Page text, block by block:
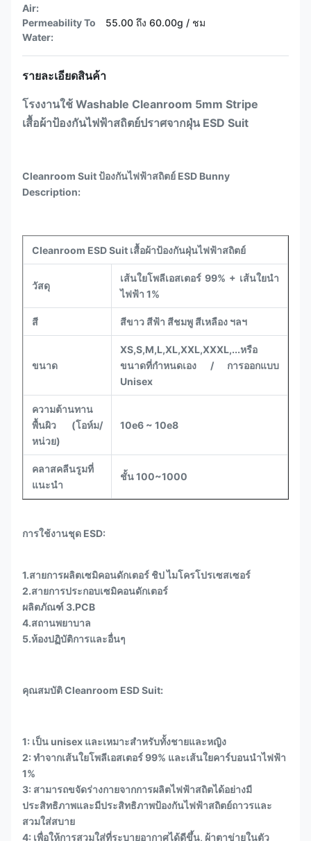
Air:
Permeability To
Water:
55.00 ถึง 60.00g / ชม
รายละเอียดสินค้า
โรงงานใช้ Washable Cleanroom 5mm Stripe
เสื้อผ้าป้องกันไฟฟ้าสถิตย์ปราศจากฝุ่น ESD Suit
Cleanroom Suit ป้องกันไฟฟ้าสถิตย์ ESD Bunny
Description:
Cleanroom ESD Suit เสื้อผ้าป้องกันฝุ่นไฟฟ้าสถิตย์
วัสดุ
เส้นใยโพลีเอสเตอร์ 99% + เส้นใยนำ
ไฟฟ้า 1%
สี สีขาว สีฟ้า สีชมพู สีเหลือง ฯลฯ
ขนาด
XS,S,M,L,XL,XXL,XXXL,...หรือ
ขนาดที่กำหนดเอง / การออกแบบ
Unisex
ความต้านทาน
พื้นผิว (โอห์ม/
หน่วย)
10e6 ~ 10e8
คลาสคลีนรูมที่
แนะนำ
ชั้น 100~1000
การใช้งานชุด ESD:
1.สายการผลิตเซมิคอนดักเตอร์ ชิป ไมโครโปรเซสเซอร์
2.สายการประกอบเซมิคอนดักเตอร์
ผลิตภัณฑ์ 3.PCB
4.สถานพยาบาล
5.ห้องปฏิบัติการและอื่นๆ
คุณสมบัติ Cleanroom ESD Suit:
1: เป็น unisex และเหมาะสำหรับทั้งชายและหญิง
2: ทำจากเส้นใยโพลีเอสเตอร์ 99% และเส้นใยคาร์บอนนำไฟฟ้า
1%
3: สามารถขจัดร่างกายจากการผลิตไฟฟ้าสถิตได้อย่างมี
ประสิทธิภาพและมีประสิทธิภาพป้องกันไฟฟ้าสถิตย์ถาวรและ
สวมใส่สบาย
4: เพื่อให้การสวมใส่ที่ระบายอากาศได้ดีขึ้น, ผ้าตาข่ายในตัว